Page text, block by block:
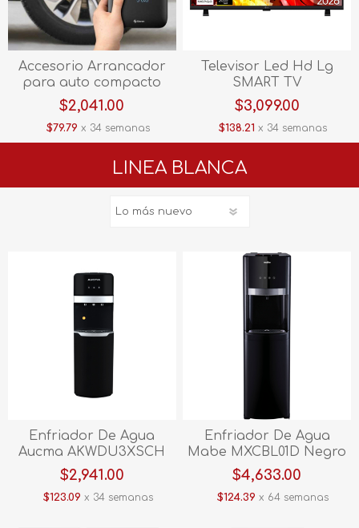
Accesorio Arrancador
para auto compacto
inflador de llantas,
power bank y linterna
LED PB-CAR
$2,041.00
$79.79 x 34 semanas
Televisor Led Hd Lg
SMART TV
32LB660BPSB.AWM 32"
$3,099.00
$138.21 x 34 semanas
LINEA BLANCA
Enfriador De Agua
Aucma AKWDU3XSCH
Negro
$2,941.00
$123.09 x 34 semanas
Enfriador De Agua
Mabe MXCBL01D Negro
$4,633.00
$124.39 x 64 semanas